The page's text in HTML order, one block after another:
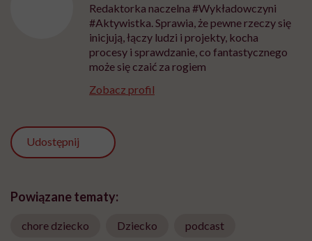
Redaktorka naczelna #Wykładowczyni
#Aktywistka. Sprawia, że pewne rzeczy się
inicjują, łączy ludzi i projekty, kocha
procesy i sprawdzanie, co fantastycznego
może się czaić za rogiem
Zobacz profil
Udostępnij
Powiązane tematy:
chore dziecko Dziecko podcast